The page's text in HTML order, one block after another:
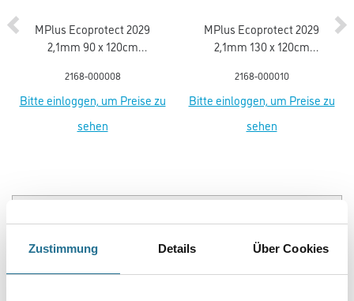
Zustimmung Details Über Cookies
MPlus Ecoprotect 2029
2,1mm 90 x 120cm
mit Noppen 17-0900
2168-000008
Bitte einloggen, um Preise zu
sehen
MPlus Ecoprotect 2029
2,1mm 130 x 120cm
mit Noppen 17-1300
2168-000010
Bitte einloggen, um Preise zu
sehen
Produkteigenschaft
- Rückenausstattung: Action Back